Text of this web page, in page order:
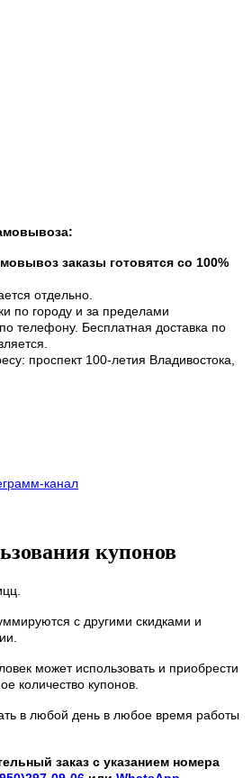
заказы готовятся со 100%
отдельно.
по городу и за пределами
телефону. Бесплатная доставка по
проспект 100-летия Владивостока,
канал
купонов
с другими скидками и
может использовать и приобрести
количество купонов.
в любой день в любое время работы
заказ с указанием номера